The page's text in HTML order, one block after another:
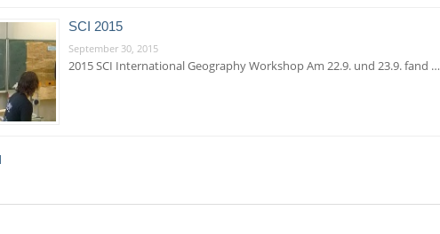
SCI 2015
September 30, 2015
2015 SCI International Geography Workshop Am 22.9. und 23.9. fand …